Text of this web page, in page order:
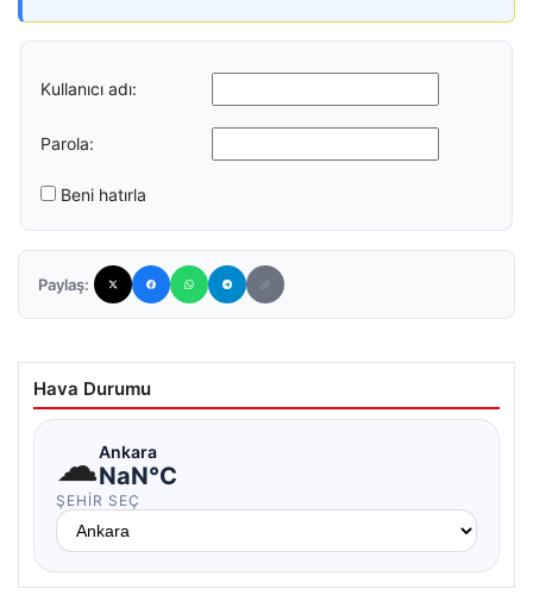
Kullanıcı adı:
Parola:
Beni hatırla
Paylaş:
Hava Durumu
☁Ankara
NaN°C
ŞEHIR SEÇ